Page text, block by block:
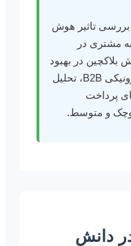
تاثیر هوش
مشتری در
بلاکچین در بهبود
امنیت تراکنش‌های تجارت الکترونیکی B2B، تحلیل
پرداخت
و متوسط.
دانش